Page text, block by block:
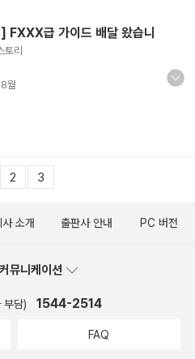
급 가이드 배달 왔습니
토리
월
2 3
사 소개 출판사 안내 PC 버전
뮤니케이션
부담) 1544-2514
FAQ